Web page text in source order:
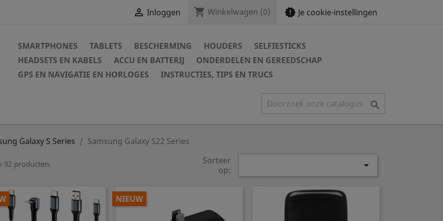
 Inloggen shopping_cart Winkelwagen (0) new_releases Je cookie-instellingen
SMARTPHONES TABLETS BESCHERMING HOUDERS
SELFIESTICKS
HEADSETS EN KABELS
ACCU EN BATTERIJ
ONDERDELEN EN GEREEDSCHAP
GPS EN NAVIGATIE EN HORLOGES
INSTRUCTIES, TIPS EN TRUCS

Galaxy S Series Samsung Galaxy S22 Series
92 producten.
Sorteer
op:

NIEUW